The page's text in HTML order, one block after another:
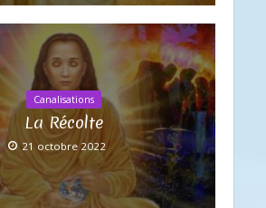
Canalisations
La Récolte
21 octobre 2022